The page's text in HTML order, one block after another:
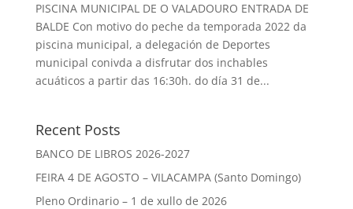
PISCINA MUNICIPAL DE O VALADOURO ENTRADA DE
BALDE Con motivo do peche da temporada 2022 da
piscina municipal, a delegación de Deportes
municipal conivda a disfrutar dos inchables
acuáticos a partir das 16:30h. do día 31 de...
Recent Posts
BANCO DE LIBROS 2026-2027
FEIRA 4 DE AGOSTO – VILACAMPA (Santo Domingo)
Pleno Ordinario – 1 de xullo de 2026